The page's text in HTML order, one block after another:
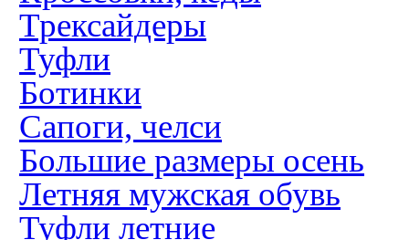
Трексайдеры
Туфли
Ботинки
Сапоги, челси
Большие размеры осень
Летняя мужская обувь
Туфли летние